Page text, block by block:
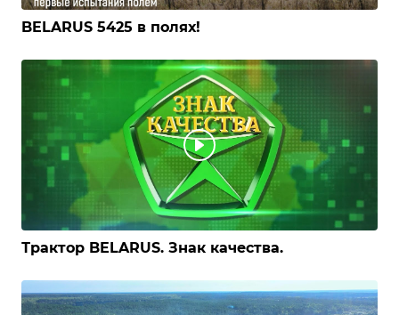
BELARUS 5425 в полях!
Трактор BELARUS. Знак качества.